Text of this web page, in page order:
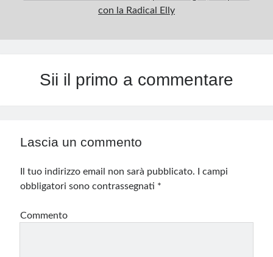
con la Radical Elly
Sii il primo a commentare
Lascia un commento
Il tuo indirizzo email non sarà pubblicato.
I campi
obbligatori sono contrassegnati *
Commento